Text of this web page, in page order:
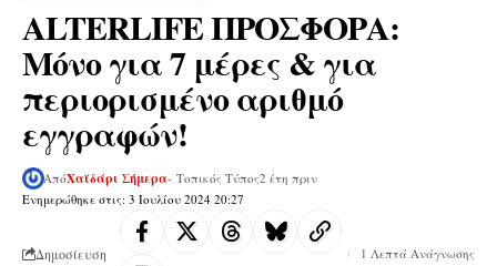
ALTERLIFE ΠΡΟΣΦΟΡΑ:
Μόνο για 7 μέρες & για
περιορισμένο αριθμό
εγγραφών!
Ενημερώθηκε στις: 3 Ιουλίου 2024 20:27
ΑπόΧαϊδάρι Σήμερα- Τοπικός Τύπος2 έτη πριν
Δημοσίευση 1 Λεπτά Ανάγνωσης